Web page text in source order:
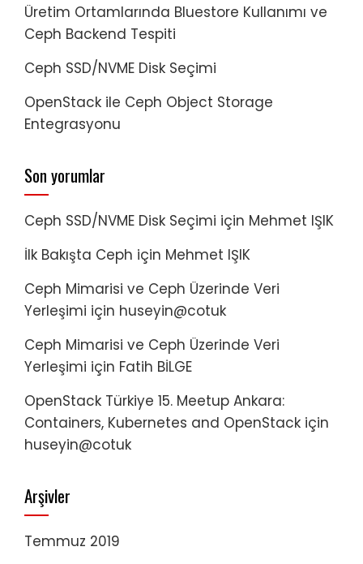
Üretim Ortamlarında Bluestore Kullanımı ve
Ceph Backend Tespiti
Ceph SSD/NVME Disk Seçimi
OpenStack ile Ceph Object Storage
Entegrasyonu
Son yorumlar
Ceph SSD/NVME Disk Seçimi için Mehmet IŞIK
İlk Bakışta Ceph için Mehmet IŞIK
Ceph Mimarisi ve Ceph Üzerinde Veri
Yerleşimi için huseyin@cotuk
Ceph Mimarisi ve Ceph Üzerinde Veri
Yerleşimi için Fatih BİLGE
OpenStack Türkiye 15. Meetup Ankara:
Containers, Kubernetes and OpenStack için
huseyin@cotuk
Arşivler
Temmuz 2019